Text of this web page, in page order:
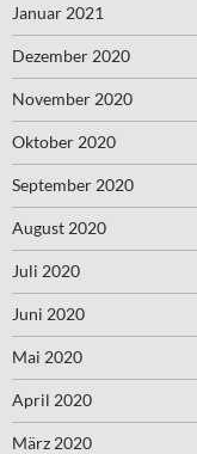
Januar 2021
Dezember 2020
November 2020
Oktober 2020
September 2020
August 2020
Juli 2020
Juni 2020
Mai 2020
April 2020
März 2020